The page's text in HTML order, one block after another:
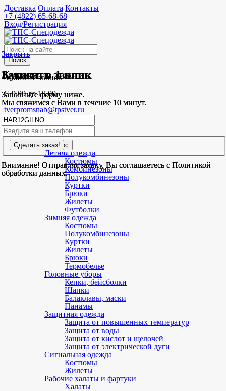
Доставка Оплата Контакты
+7 (4822) 65-68-68
Вход/Регистрация
Поиск
Закажите звонок
С 9.00 до 18.00
tverpromsnab@tpstver.ru
0шт.
Спецодежда
Летняя одежда
Костюмы
Комбинезоны
Полукомбинезоны
Куртки
Брюки
Жилеты
Футболки
Зимняя одежда
Костюмы
Полукомбинезоны
Куртки
Жилеты
Брюки
Термобелье
Головные уборы
Кепки, бейсболки
Шапки
Балаклавы, маски
Панамы
Защитная одежда
Защита от повышенных температур
Защита от воды
Защита от кислот и щелочей
Защита от электрической дуги
Сигнальная одежда
Костюмы
Жилеты
Рабочие халаты и фартуки
Халаты
Закрыть
Заказать звонок
Заполните форму ниже.
Мы свяжимся с Вами в течение 10 минут.
Внимание! Отправляя заявку, Вы соглашаетесь с Политикой
обработки данных.
Закрыть
Купить в 1 клик
Заполните форму ниже.
Мы свяжимся с Вами в течение 10 минут.
Внимание! Отправляя заявку, Вы соглашаетесь с Политикой
обработки данных.